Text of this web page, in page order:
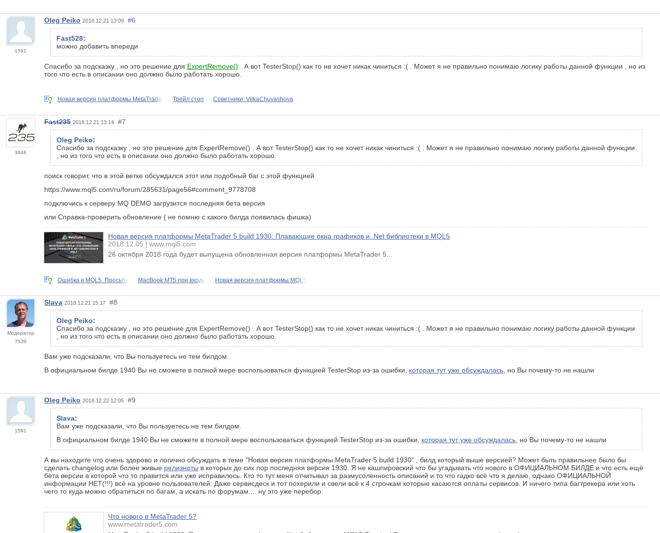
1591
Oleg Peiko 2018.12.21 13:09 #6
Fast528:
можно добавить впереди
Спасибо за подсказку , но это решение для ExpertRemove() . А вот TesterStop() как то не хочет никак чиниться :( . Может я не правильно понимаю логику работы данной функции , но из
того что есть в описании оно должно было работать хорошо.
Новая версия платформы MetaTrader Трейл стоп Советники: VilkaChuvashova
3846
Fast235 2018.12.21 13:14 #7
Oleg Peiko:
Спасибо за подсказку , но это решение для ExpertRemove() . А вот TesterStop() как то не хочет никак чиниться :( . Может я не правильно понимаю логику работы данной функции
, но из того что есть в описании оно должно было работать хорошо.
поиск говорит, что в этой ветке обсуждался этот или подобный баг с этой функцией
https://www.mql5.com/ru/forum/285631/page56#comment_9778708
подключись к серверу MQ DEMO загрузится последняя бета версия
или Справка-проверить обновление ( не помню с какого билда появилась фишка)
Новая версия платформы MetaTrader 5 build 1930: Плавающие окна графиков и .Net библиотеки в MQL5
2018.12.05
www.mql5.com
26 октября 2018 года будет выпущена обновленная версия платформы MetaTrader 5...
Ошибка в MQL5. Просьба MacBook MT5 при входе Новая версия платформы MQL5
Модератор
7539
Slava 2018.12.21 15:17 #8
Oleg Peiko:
Спасибо за подсказку , но это решение для ExpertRemove() . А вот TesterStop() как то не хочет никак чиниться :( . Может я не правильно понимаю логику работы данной функции
, но из того что есть в описании оно должно было работать хорошо.
Вам уже подсказали, что Вы пользуетесь не тем билдом.
В официальном билде 1940 Вы не сможете в полной мере воспользоваться функцией TesterStop из-за ошибки, которая тут уже обсуждалась , но Вы почему-то не нашли
1591
Oleg Peiko 2018.12.22 12:05 #9
Slava:
Вам уже подсказали, что Вы пользуетесь не тем билдом.
В официальном билде 1940 Вы не сможете в полной мере воспользоваться функцией TesterStop из-за ошибки, которая тут уже обсуждалась , но Вы почему-то не нашли
А вы находите что очень здорово и логично обсуждать в теме "Новая версия платформы MetaTrader 5 build 1930" , билд который выше версией? Может быть правильнее было бы
сделать changelog или более живые релизноты в которых до сих пор последняя версия 1930. Я не кашпировский что бы угадывать что нового в ОФИЦИАЛЬНОМ БИЛДЕ и что есть ещё
бета версии в которой что то правится или уже исправилось. Кто то тут меня отчитывал за размусоленность описаний и то что гадко всё что я делаю, однако ОФИЦИАЛЬНОЙ
информации НЕТ(!!!) всё на уровне пользователей. Даже сервисдеск и тот похерили и свели всё к 4 строчкам которые касаются оплаты сервисов. И ничего типа багтрекера или хоть
чего то куда можно обратиться по багам, а искать по форумам.... ну это уже перебор.
Что нового в MetaTrader 5?
www.metatrader5.com